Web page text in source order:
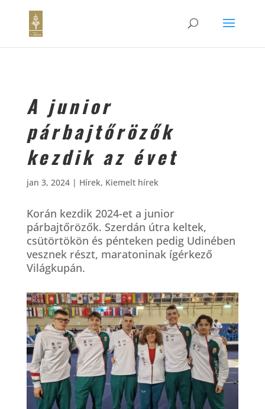
A junior
párbajtőrözők
kezdik az évet
jan 3, 2024| Hírek, Kiemelt hírek
Korán kezdik 2024-et a junior
párbajtőrözők. Szerdán útra keltek,
csütörtökön és pénteken pedig Udinében
vesznek részt, maratoninak ígérkező
Világkupán.